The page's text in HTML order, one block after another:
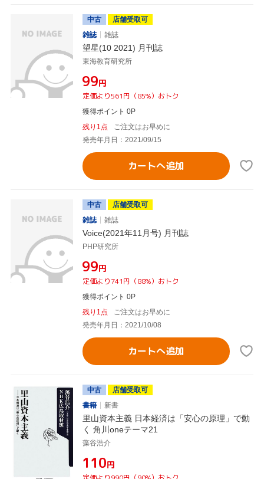
中古
店舗受取可
雑誌
雑誌
望星(10 2021) 月刊誌
東海教育研究所
¥99円
定価より561円（85%）おトク
獲得ポイント 0P
残り1点
ご注文はお早めに
発売年月日：2021/09/15
カートへ追加
中古
店舗受取可
雑誌
雑誌
Voice(2021年11月号) 月刊誌
PHP研究所
¥99円
定価より741円（88%）おトク
獲得ポイント 0P
残り1点
ご注文はお早めに
発売年月日：2021/10/08
カートへ追加
中古
店舗受取可
書籍
新書
里山資本主義 日本経済は「安心の原理」で動
く 角川oneテーマ21
藻谷浩介
¥110円